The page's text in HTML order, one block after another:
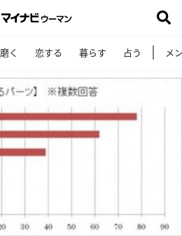
磨く 恋する 暮らす 占う メ